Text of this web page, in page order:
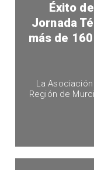
Éxito
Jornada
más de
La
Región de